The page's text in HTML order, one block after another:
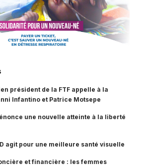
président de la FTF appelle à la
Infantino et Patrice Motsepe
une nouvelle atteinte à la liberté
agit pour une meilleure santé visuelle
et financière : les femmes